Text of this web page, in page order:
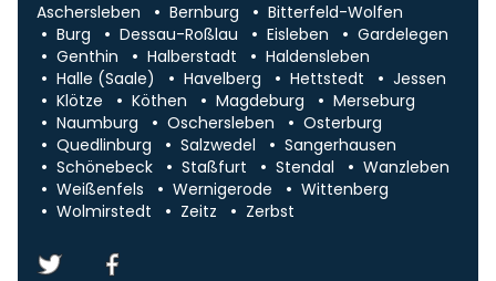
Aschersleben Bernburg
Bitterfeld-Wolfen
Burg
Dessau-Roßlau Eisleben
Gardelegen
Genthin
Halberstadt
Haldensleben
Halle (Saale)
Havelberg Hettstedt
Jessen
Klötze
Köthen Magdeburg
Merseburg
Naumburg
Oschersleben
Osterburg
Quedlinburg
Salzwedel
Sangerhausen
Schönebeck
Staßfurt Stendal
Wanzleben
Weißenfels
Wernigerode
Wittenberg
Wolmirstedt
Zeitz Zerbst